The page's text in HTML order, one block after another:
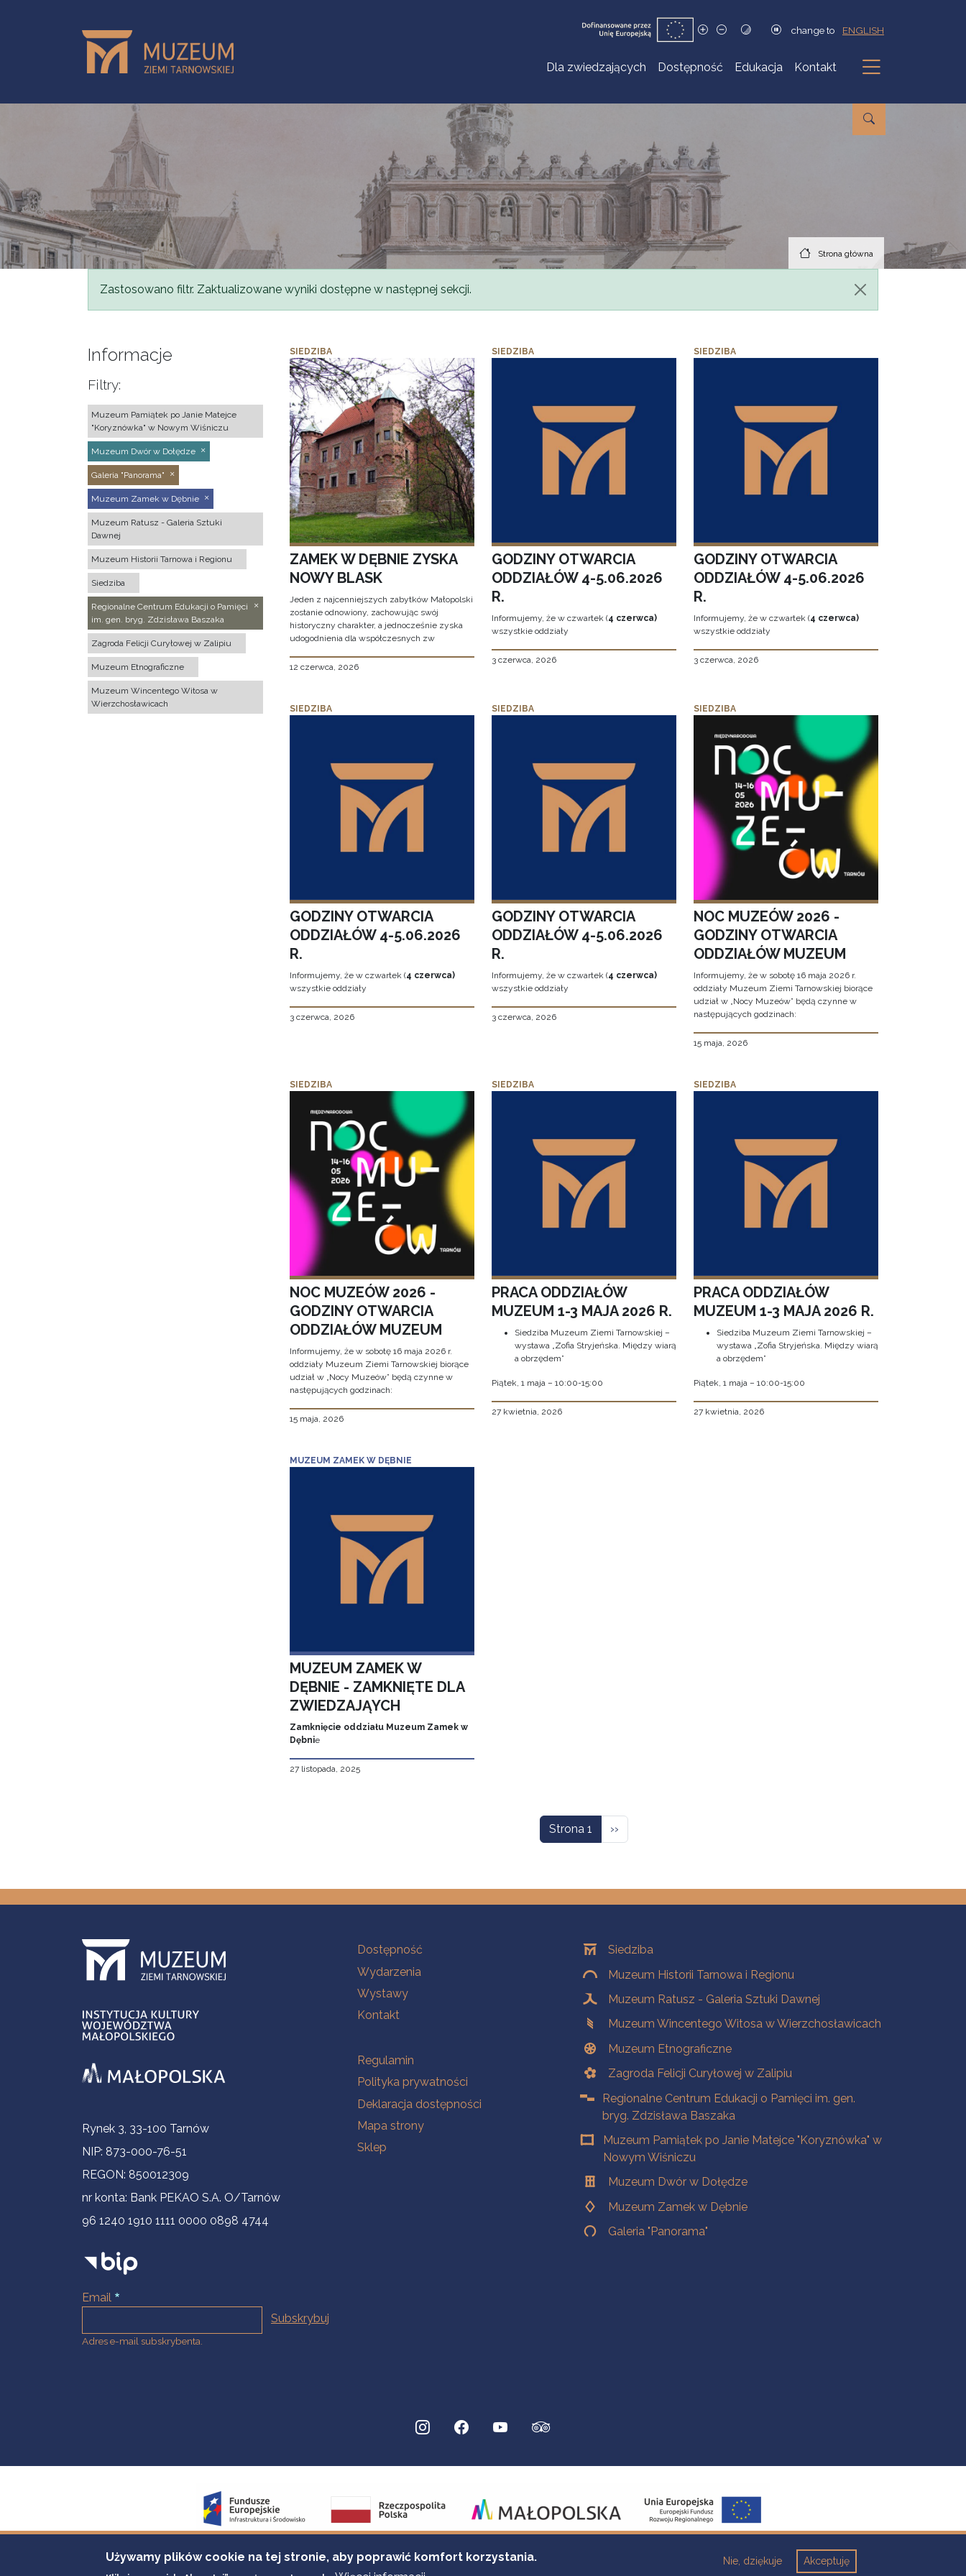
change to ENGLISH
Dla zwiedzających Dostępność Edukacja Kontakt
Podmenu
Strona główna
Komunikat
Zastosowano filtr. Zaktualizowane wyniki dostępne w następnej sekcji.
Informacje
Filtry:
Muzeum Pamiątek po Janie Matejce
"Koryznówka" w Nowym Wiśniczu
Muzeum Dwór w Dołędze
Galeria "Panorama"
Muzeum Zamek w Dębnie
Muzeum Ratusz - Galeria Sztuki
Dawnej
Muzeum Historii Tarnowa i Regionu
Siedziba
Regionalne Centrum Edukacji o Pamięci
im. gen. bryg. Zdzisława Baszaka
Zagroda Felicji Curyłowej w Zalipiu
Muzeum Etnograficzne
Muzeum Wincentego Witosa w
Wierzchosławicach
SIEDZIBA
ZAMEK W DĘBNIE ZYSKA
NOWY BLASK
Jeden z najcenniejszych zabytków Małopolski
zostanie odnowiony, zachowując swój
historyczny charakter, a jednocześnie zyska
udogodnienia dla współczesnych zw
12 czerwca, 2026
SIEDZIBA
GODZINY OTWARCIA
ODDZIAŁÓW 4-5.06.2026
R.
Informujemy, że w czwartek (4 czerwca)
wszystkie oddziały
3 czerwca, 2026
SIEDZIBA
GODZINY OTWARCIA
ODDZIAŁÓW 4-5.06.2026
R.
Informujemy, że w czwartek (4 czerwca)
wszystkie oddziały
3 czerwca, 2026
SIEDZIBA
GODZINY OTWARCIA
ODDZIAŁÓW 4-5.06.2026
R.
Informujemy, że w czwartek (4 czerwca)
wszystkie oddziały
3 czerwca, 2026
SIEDZIBA
GODZINY OTWARCIA
ODDZIAŁÓW 4-5.06.2026
R.
Informujemy, że w czwartek (4 czerwca)
wszystkie oddziały
3 czerwca, 2026
SIEDZIBA
NOC MUZEÓW 2026 -
GODZINY OTWARCIA
ODDZIAŁÓW MUZEUM
Informujemy, że w sobotę 16 maja 2026 r.
oddziały Muzeum Ziemi Tarnowskiej biorące
udział w „Nocy Muzeów” będą czynne w
następujących godzinach:
15 maja, 2026
SIEDZIBA
NOC MUZEÓW 2026 -
GODZINY OTWARCIA
ODDZIAŁÓW MUZEUM
Informujemy, że w sobotę 16 maja 2026 r.
oddziały Muzeum Ziemi Tarnowskiej biorące
udział w „Nocy Muzeów” będą czynne w
następujących godzinach:
15 maja, 2026
SIEDZIBA
PRACA ODDZIAŁÓW
MUZEUM 1-3 MAJA 2026 R.
Siedziba Muzeum Ziemi Tarnowskiej –
wystawa „Zofia Stryjeńska. Między wiarą
a obrzędem”
Piątek, 1 maja – 10:00-15:00
27 kwietnia, 2026
SIEDZIBA
PRACA ODDZIAŁÓW
MUZEUM 1-3 MAJA 2026 R.
Siedziba Muzeum Ziemi Tarnowskiej –
wystawa „Zofia Stryjeńska. Między wiarą
a obrzędem”
Piątek, 1 maja – 10:00-15:00
27 kwietnia, 2026
MUZEUM ZAMEK W DĘBNIE
MUZEUM ZAMEK W
DĘBNIE - ZAMKNIĘTE DLA
ZWIEDZAJĄYCH
Zamknięcie oddziału Muzeum Zamek w
Dębnie
27 listopada, 2025
Strona 1 Następna strona
››
Informacje kontaktowe
Rynek 3, 33-100 Tarnów
NIP: 873-000-76-51
REGON: 850012309
nr konta: Bank PEKAO S.A. O/Tarnów
96 1240 1910 1111 0000 0898 4744
Email
Adres e-mail subskrybenta.
Na skróty
Dostępność
Wydarzenia
Wystawy
Kontakt
Na skróty
Regulamin
Polityka prywatności
Deklaracja dostępności
Mapa strony
Sklep
OddziałySiedziba
Muzeum Historii Tarnowa i Regionu
Muzeum Ratusz - Galeria Sztuki Dawnej
Muzeum Wincentego Witosa w Wierzchosławicach
Muzeum Etnograficzne
Zagroda Felicji Curyłowej w Zalipiu
Regionalne Centrum Edukacji o Pamięci im. gen.
bryg. Zdzisława Baszaka
Muzeum Pamiątek po Janie Matejce "Koryznówka" w
Nowym Wiśniczu
Muzeum Dwór w Dołędze
Muzeum Zamek w Dębnie
Galeria "Panorama"
Używamy plików cookie na tej stronie, aby poprawić komfort korzystania. Akceptuję
Nie, dziękuje